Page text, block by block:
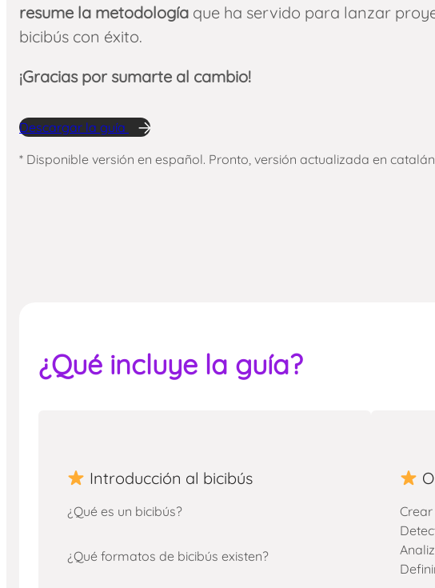
resume la metodología que ha servido para lanzar
bicibús con éxito.
¡Gracias por sumarte al cambio!
Descargar la guía
* Disponible versión en español. Pronto, versión actualizada en
¿Qué incluye la guía?
Introducción al bicibús
¿Qué es un bicibús?
¿Qué formatos de bicibús existen?